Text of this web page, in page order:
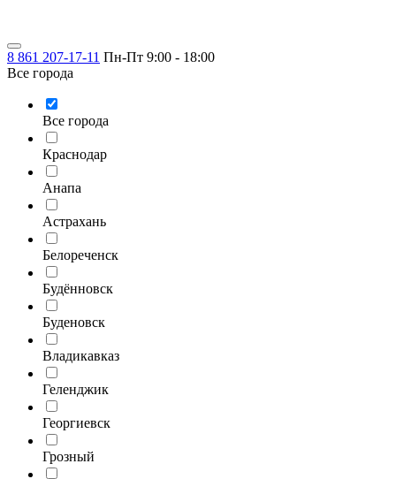
8 861 207-17-11 Пн-Пт 9:00 - 18:00
Все города
Все города
Краснодар
Анапа
Астрахань
Белореченск
Будённовск
Буденовск
Владикавказ
Геленджик
Георгиевск
Грозный